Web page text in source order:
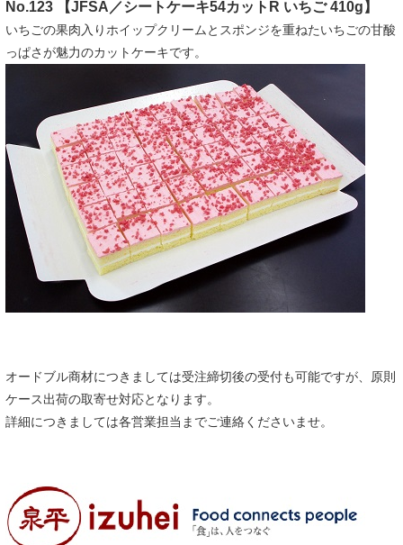
No.123 【JFSA／シートケーキ54カットR いちご 410g】
いちごの果肉入りホイップクリームとスポンジを重ねたいちごの甘酸
っぱさが魅力のカットケーキです。
オードブル商材につきましては受注締切後の受付も可能ですが、原則
ケース出荷の取寄せ対応となります。
詳細につきましては各営業担当までご連絡くださいませ。